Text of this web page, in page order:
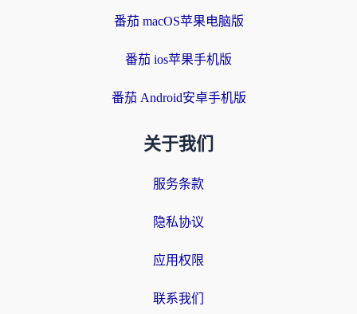
番茄 macOS苹果电脑版
番茄 ios苹果手机版
番茄 Android安卓手机版
关于我们
服务条款
隐私协议
应用权限
联系我们